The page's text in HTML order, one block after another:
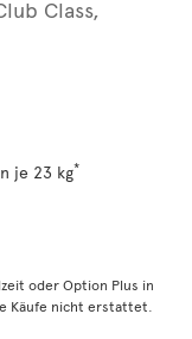
Class,
je 23 kg*
oder Option Plus in
Käufe nicht erstattet.